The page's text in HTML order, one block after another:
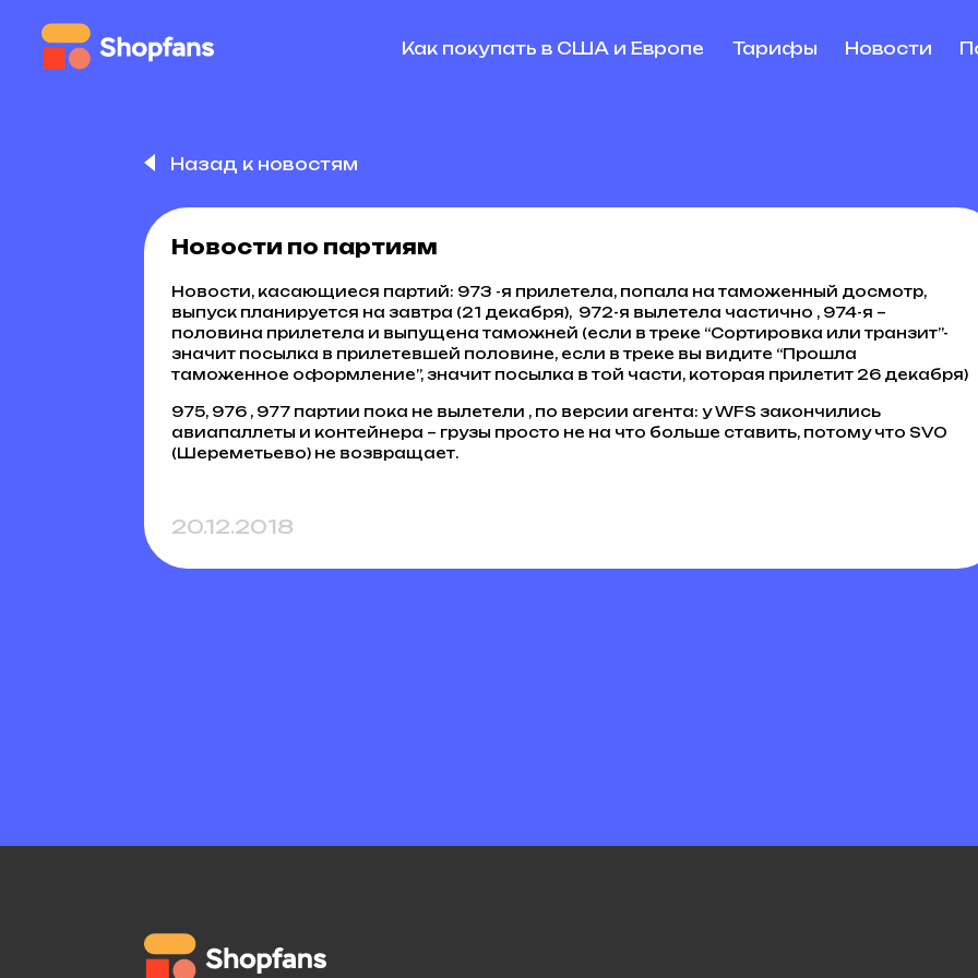
Как покупать в США и Европе Тарифы Новости
Назад к новостям
Новости по партиям
Новости, касающиеся партий: 973 -я прилетела, попала на таможенный досмотр,
выпуск планируется на завтра (21 декабря), 972-я вылетела частично , 974-я –
половина прилетела и выпущена таможней (если в треке “Сортировка или транзит”-
значит посылка в прилетевшей половине, если в треке вы видите “Прошла
таможенное оформление”, значит посылка в той части, которая прилетит 26 декабря)
975, 976 , 977 партии пока не вылетели , по версии агента: у WFS закончились
авиапаллеты и контейнера – грузы просто не на что больше ставить, потому что SVO
(Шереметьево) не возвращает.
20.12.2018